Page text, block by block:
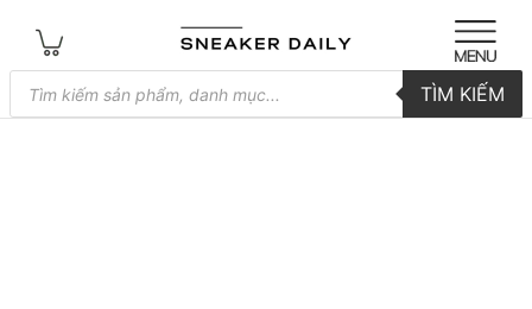
Tìm
kiếm
sản
TÌM KIẾM